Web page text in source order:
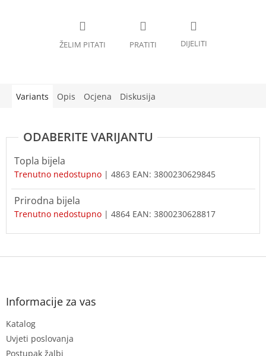
Variants Opis Ocjena Diskusija
Topla bijela
Trenutno nedostupno | 4863 EAN: 3800230629845
Prirodna bijela
Trenutno nedostupno | 4864 EAN: 3800230628817
F
Informacije za vas
Katalog
Uvjeti poslovanja
Postupak žalbi